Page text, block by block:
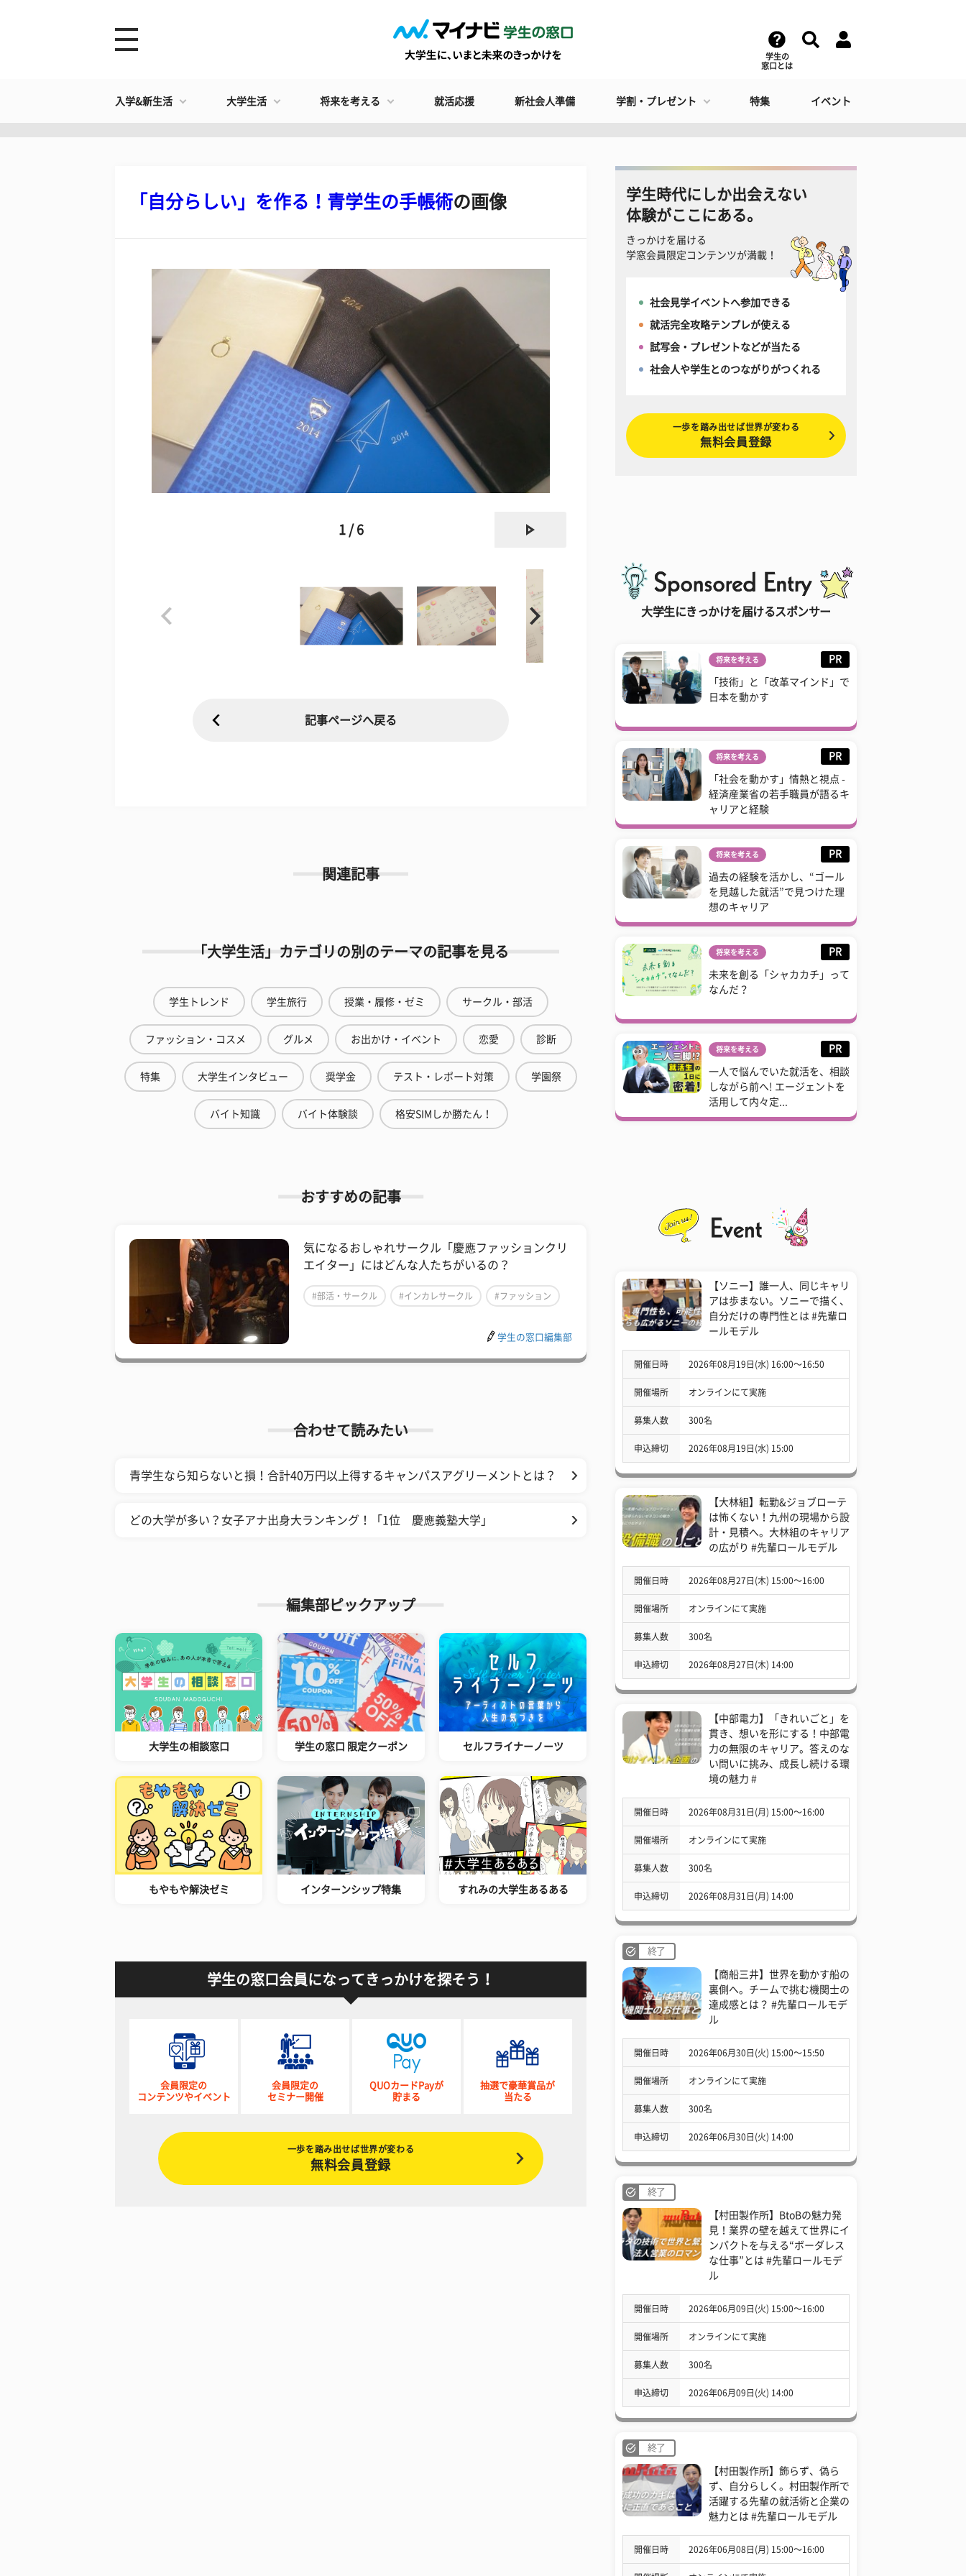
学生の
窓口とは
入学&新生活 大学生活 将来を考える 就活応援 新社会人準備 学割・プレゼント 特集 イベント
「自分らしい」を作る！青学生の手帳術の画像
1 / 6
記事ページへ戻る
関連記事
「大学生活」カテゴリの別のテーマの記事を見る
学生トレンド 学生旅行 授業・履修・ゼミ サークル・部活
ファッション・コスメ グルメ お出かけ・イベント 恋愛 診断
特集 大学生インタビュー 奨学金 テスト・レポート対策 学園祭
バイト知識 バイト体験談 格安SIMしか勝たん！
おすすめの記事
気になるおしゃれサークル「慶應ファッションクリ
エイター」にはどんな人たちがいるの？
#部活・サークル #インカレサークル #ファッション
学生の窓口編集部
合わせて読みたい
青学生なら知らないと損！合計40万円以上得するキャンパスアグリーメントとは？
どの大学が多い？女子アナ出身大ランキング！「1位 慶應義塾大学」
編集部ピックアップ
大学生の相談窓口 学生の窓口 限定クーポン セルフライナーノーツ
もやもや解決ゼミ インターンシップ特集 すれみの大学生あるある
学生の窓口会員になってきっかけを探そう！
会員限定の
コンテンツやイベント
会員限定の
セミナー開催
QUOカードPayが
貯まる
抽選で豪華賞品が
当たる
一歩を踏み出せば世界が変わる
無料会員登録
学生時代にしか出会えない
体験がここにある。
きっかけを届ける
学窓会員限定コンテンツが満載！
社会見学イベントへ参加できる
就活完全攻略テンプレが使える
試写会・プレゼントなどが当たる
社会人や学生とのつながりがつくれる
一歩を踏み出せば世界が変わる
無料会員登録
大学生にきっかけを届けるスポンサー
将来を考える PR
「技術」と「改革マインド」で
日本を動かす
将来を考える PR
「社会を動かす」情熱と視点 -
経済産業省の若手職員が語るキ
ャリアと経験
将来を考える PR
過去の経験を活かし、“ゴール
を見越した就活”で見つけた理
想のキャリア
将来を考える PR
未来を創る「シャカカチ」って
なんだ？
将来を考える PR
一人で悩んでいた就活を、相談
しながら前へ! エージェントを
活用して内々定...
【ソニー】誰一人、同じキャリ
アは歩まない。ソニーで描く、
自分だけの専門性とは #先輩ロ
ールモデル
開催日時 2026年08月19日(水) 16:00〜16:50
開催場所 オンラインにて実施
募集人数 300名
申込締切 2026年08月19日(水) 15:00
【大林組】転勤&ジョブローテ
は怖くない！九州の現場から設
計・見積へ。大林組のキャリア
の広がり #先輩ロールモデル
開催日時 2026年08月27日(木) 15:00〜16:00
開催場所 オンラインにて実施
募集人数 300名
申込締切 2026年08月27日(木) 14:00
【中部電力】「きれいごと」を
貫き、想いを形にする！中部電
力の無限のキャリア。答えのな
い問いに挑み、成長し続ける環
境の魅力 #
開催日時 2026年08月31日(月) 15:00〜16:00
開催場所 オンラインにて実施
募集人数 300名
申込締切 2026年08月31日(月) 14:00
終了
【商船三井】世界を動かす船の
裏側へ。チームで挑む機関士の
達成感とは？ #先輩ロールモデ
ル
開催日時 2026年06月30日(火) 15:00〜15:50
開催場所 オンラインにて実施
募集人数 300名
申込締切 2026年06月30日(火) 14:00
終了
【村田製作所】BtoBの魅力発
見！業界の壁を越えて世界にイ
ンパクトを与える“ボーダレス
な仕事”とは #先輩ロールモデ
ル
開催日時 2026年06月09日(火) 15:00〜16:00
開催場所 オンラインにて実施
募集人数 300名
申込締切 2026年06月09日(火) 14:00
終了
【村田製作所】飾らず、偽ら
ず、自分らしく。村田製作所で
活躍する先輩の就活術と企業の
魅力とは #先輩ロールモデル
開催日時 2026年06月08日(月) 15:00〜16:00